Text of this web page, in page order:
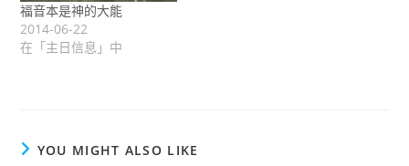
福音本是神的大能
2014-06-22
在「主日信息」中
YOU MIGHT ALSO LIKE